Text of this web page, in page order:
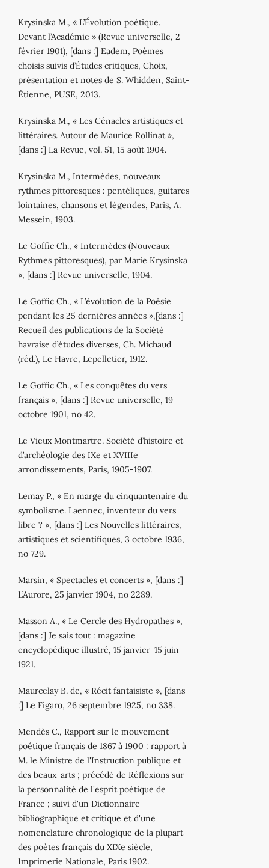
Krysinska M., « L’Évolution poétique.
Devant l’Académie » (Revue universelle, 2
février 1901), [dans :] Eadem, Poèmes
choisis suivis d’Études critiques, Choix,
présentation et notes de S. Whidden, Saint‐
Étienne, PUSE, 2013.
Krysinska M., « Les Cénacles artistiques et
littéraires. Autour de Maurice Rollinat »,
[dans :] La Revue, vol. 51, 15 août 1904.
Krysinska M., Intermèdes, nouveaux
rythmes pittoresques : pentéliques, guitares
lointaines, chansons et légendes, Paris, A.
Messein, 1903.
Le Goffic Ch., « Intermèdes (Nouveaux
Rythmes pittoresques), par Marie Krysinska
», [dans :] Revue universelle, 1904.
Le Goffic Ch., « L’évolution de la Poésie
pendant les 25 dernières années »,[dans :]
Recueil des publications de la Société
havraise d’études diverses, Ch. Michaud
(réd.), Le Havre, Lepelletier, 1912.
Le Goffic Ch., « Les conquêtes du vers
français », [dans :] Revue universelle, 19
octobre 1901, no 42.
Le Vieux Montmartre. Société d’histoire et
d’archéologie des IXe et XVIIIe
arrondissements, Paris, 1905‐1907.
Lemay P., « En marge du cinquantenaire du
symbolisme. Laennec, inventeur du vers
libre ? », [dans :] Les Nouvelles littéraires,
artistiques et scientifiques, 3 octobre 1936,
no 729.
Marsin, « Spectacles et concerts », [dans :]
L’Aurore, 25 janvier 1904, no 2289.
Masson A., « Le Cercle des Hydropathes »,
[dans :] Je sais tout : magazine
encyclopédique illustré, 15 janvier‐15 juin
1921.
Maurcelay B. de, « Récit fantaisiste », [dans
:] Le Figaro, 26 septembre 1925, no 338.
Mendès C., Rapport sur le mouvement
poétique français de 1867 à 1900 : rapport à
M. le Ministre de l'Instruction publique et
des beaux‐arts ; précédé de Réflexions sur
la personnalité de l'esprit poétique de
France ; suivi d'un Dictionnaire
bibliographique et critique et d'une
nomenclature chronologique de la plupart
des poètes français du XIXe siècle,
Imprimerie Nationale, Paris 1902.